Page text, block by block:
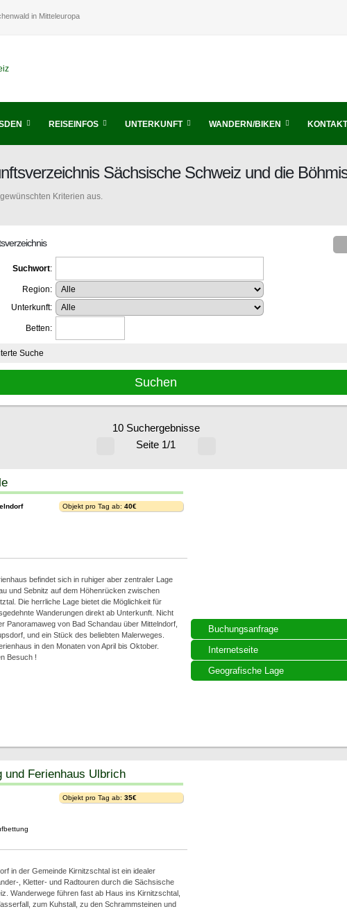
in Mitteleuropa
REISEINFOS UNTERKUNFT WANDERN/BIKEN
Sächsische Schweiz und die
Kriterien aus.
Suchwort:
Region:
Unterkunft:
Betten:
Suche
10 Suchergebnisse
Seite 1/1
Buchungsanfrage
Internetseite
Geografische Lage
Objekt pro Tag ab: 40€
befindet sich in ruhiger aber zentraler Lage
und Sebnitz auf dem Höhenrücken zwischen
Die herrliche Lage bietet die Möglichkeit für
Wanderungen direkt ab Unterkunft. Nicht
Panoramaweg von Bad Schandau über Mittelndorf,
und ein Stück des beliebten Malerweges.
in den Monaten von April bis Oktober.
Besuch !
und Ferienhaus Ulbrich
Objekt pro Tag ab: 35€
in der Gemeinde Kirnitzschtal ist ein idealer
, Kletter- und Radtouren durch die Sächsische
Wanderwege führen fast ab Haus ins Kirnitzschtal,
zum Kuhstall, zu den Schrammsteinen und